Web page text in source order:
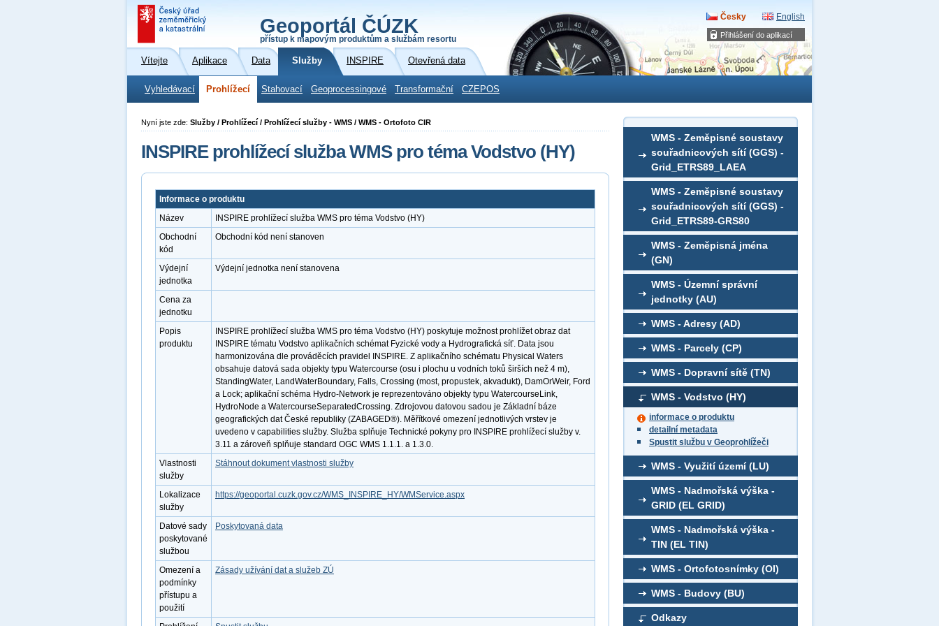
Přihlášení do aplikací
Geoportál ČÚZK
přístup k mapovým produktům a službám resortu
Česky English
Vítejte Aplikace Data Služby INSPIRE Otevřená data
Vyhledávací Prohlížecí Stahovací Geoprocessingové Transformační CZEPOS
WMS - Zeměpisné soustavy
souřadnicových sítí (GGS) -
Grid_ETRS89_LAEA
WMS - Zeměpisné soustavy
souřadnicových sítí (GGS) -
Grid_ETRS89-GRS80
WMS - Zeměpisná jména
(GN)
WMS - Územní správní
jednotky (AU)
WMS - Adresy (AD)
WMS - Parcely (CP)
WMS - Dopravní sítě (TN)
WMS - Vodstvo (HY)
informace o produktu
detailní metadata
Spustit službu v Geoprohlížeči
WMS - Využití území (LU)
WMS - Nadmořská výška -
GRID (EL GRID)
WMS - Nadmořská výška -
TIN (EL TIN)
WMS - Ortofotosnímky (OI)
WMS - Budovy (BU)
Odkazy
Nyní jste zde: Služby / Prohlížecí / Prohlížecí služby - WMS / WMS - Ortofoto CIR
INSPIRE prohlížecí služba WMS pro téma Vodstvo (HY)
Informace o produktu
Název
INSPIRE prohlížecí služba WMS pro téma Vodstvo (HY)
Obchodní
kód
Obchodní kód není stanoven
Výdejní
jednotka
Výdejní jednotka není stanovena
Cena za
jednotku
Popis
produktu
INSPIRE prohlížecí služba WMS pro téma Vodstvo (HY) poskytuje možnost prohlížet obraz dat
INSPIRE tématu Vodstvo aplikačních schémat Fyzické vody a Hydrografická síť. Data jsou
harmonizována dle prováděcích pravidel INSPIRE. Z aplikačního schématu Physical Waters
obsahuje datová sada objekty typu Watercourse (osu i plochu u vodních toků širších než 4 m),
StandingWater, LandWaterBoundary, Falls, Crossing (most, propustek, akvadukt), DamOrWeir, Ford
a Lock; aplikační schéma Hydro-Network je reprezentováno objekty typu WatercourseLink,
HydroNode a WatercourseSeparatedCrossing. Zdrojovou datovou sadou je Základní báze
geografických dat České republiky (ZABAGED®). Měřítkové omezení jednotlivých vrstev je
uvedeno v capabilities služby. Služba splňuje Technické pokyny pro INSPIRE prohlížecí služby v.
3.11 a zároveň splňuje standard OGC WMS 1.1.1. a 1.3.0.
Vlastnosti
služby
Stáhnout dokument vlastnosti služby
Lokalizace
služby
https://geoportal.cuzk.gov.cz/WMS_INSPIRE_HY/WMService.aspx
Datové sady
poskytované
službou
Poskytovaná data
Omezení a
podmínky
přístupu a
použití
Zásady užívání dat a služeb ZÚ